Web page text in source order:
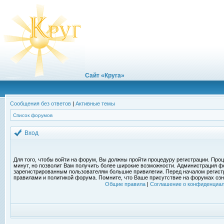
Сайт «Круга»
Сообщения без ответов | Активные темы
Список форумов
Вход
Для того, чтобы войти на форум, Вы должны пройти процедуру регистрации.
минут, но позволит Вам получить более широкие возможности. Администрация
зарегистрированным пользователям большие привилегии. Перед началом
правилами и политикой форума. Помните, что Ваше присутствие на форумах
Общие правила| Соглашение о